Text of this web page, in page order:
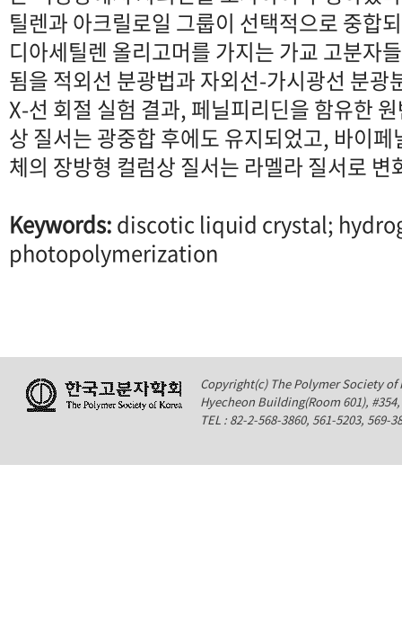
틸렌과 아크릴로일 그룹이 선택적으로 중합
디아세틸렌 올리고머를 가지는 가교 고분자
됨을 적외선 분광법과 자외선-가시광선 분광
X-선 회절 실험 결과, 페닐피리딘을 함유한
상 질서는 광중합 후에도 유지되었고, 바이
체의 장방형 컬럼상 질서는 라멜라 질서로
Keywords:discotic liquid crystal;
photopolymerization
Copyright(c) The Polymer Society of
Hyecheon Building(Room 601),
TEL : 82-2-568-3860, 561-5203,